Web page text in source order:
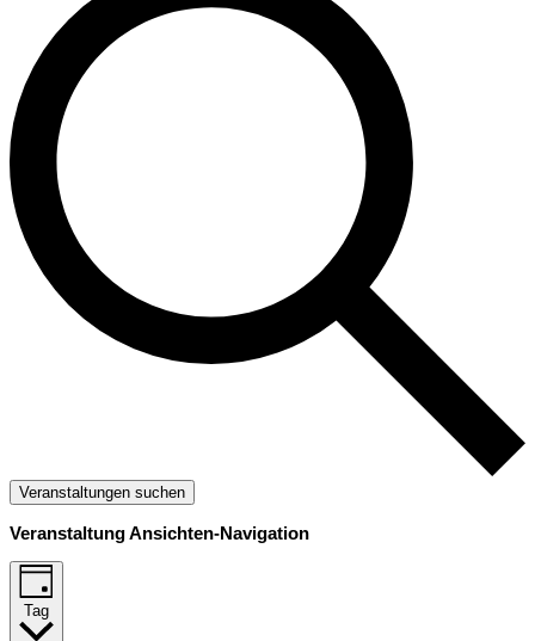
Veranstaltungen suchen
Veranstaltung Ansichten-Navigation
Tag